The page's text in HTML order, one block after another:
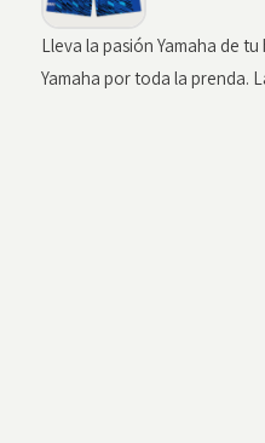
Lleva la pasión Yamaha de
Yamaha por toda la prenda.